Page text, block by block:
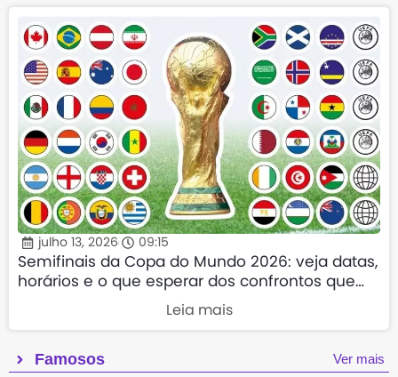
julho 13, 2026 09:15
Semifinais da Copa do Mundo 2026: veja datas,
horários e o que esperar dos confrontos que
valem vaga na decisão
Leia mais
Famosos Ver mais